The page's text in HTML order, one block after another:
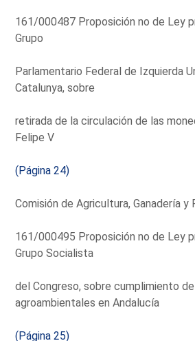
161/000487 Proposición no de Ley
Grupo
Parlamentario Federal de Izquierda
Catalunya, sobre
retirada de la circulación de las
Felipe V
(Página 24)
Comisión de Agricultura, Ganadería y
161/000495 Proposición no de Ley
Grupo Socialista
del Congreso, sobre cumplimiento
agroambientales en Andalucía
(Página 25)